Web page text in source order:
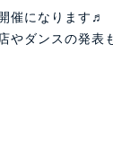
催になります♬
やダンスの発表